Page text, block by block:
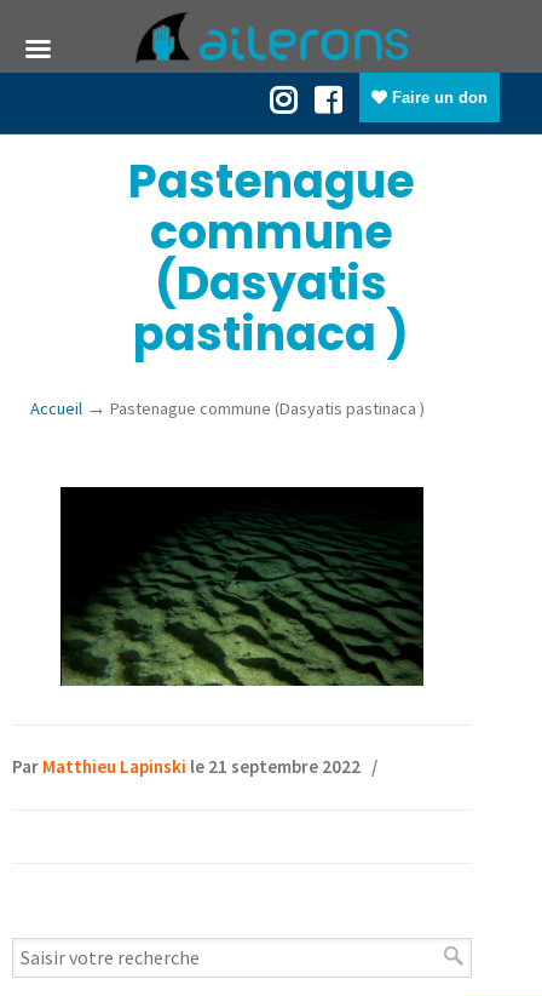
Faire un don
Pastenague
commune
(Dasyatis
pastinaca )
Accueil → Pastenague commune (Dasyatis pastinaca )
Par Matthieu Lapinski le 21 septembre 2022 /